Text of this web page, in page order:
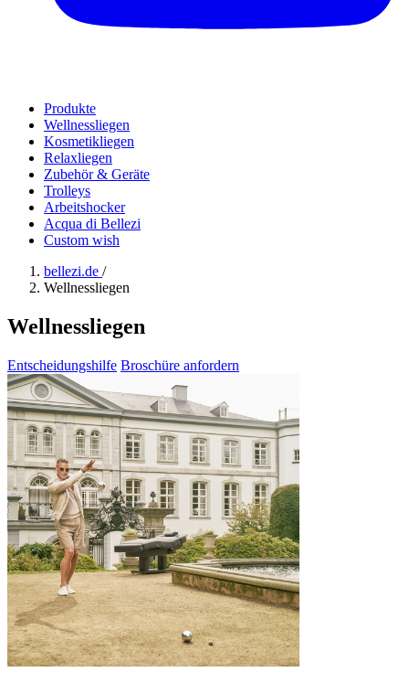
Produkte
Wellnessliegen
Kosmetikliegen
Relaxliegen
Zubehör & Geräte
Trolleys
Arbeitshocker
Acqua di Bellezi
Custom wish
bellezi.de /
Wellnessliegen
Wellnessliegen
Entscheidungshilfe Broschüre anfordern